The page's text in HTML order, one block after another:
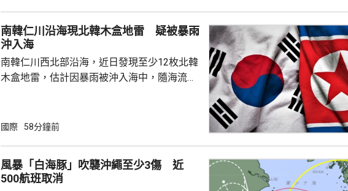
傷，當中死者是校長。
南韓仁川沿海現北韓木盒地雷 疑被暴雨
沖入海
南韓仁川西北部沿海，近日發現至少12枚北韓
木盒地雷，估計因暴雨被沖入海中，隨海流漂
近海面發現可疑漂浮物，軍方到場後打撈出3
隊已在江華島、西部島嶼和沿海地區，展開搜
尋行動，亦晝夜巡查港口、碼頭和海灘等重點
國際 58分鐘前
風暴「白海豚」吹襲沖繩至少3傷 近
500航班取消